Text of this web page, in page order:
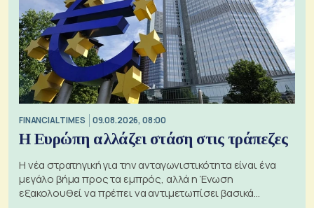
FINANCIAL TIMES 09.08.2026, 08:00
Η Ευρώπη αλλάζει στάση στις τράπεζες
Η νέα στρατηγική για την ανταγωνιστικότητα είναι ένα
μεγάλο βήμα προς τα εμπρός, αλλά η Ένωση
εξακολουθεί να πρέπει να αντιμετωπίσει βασικά